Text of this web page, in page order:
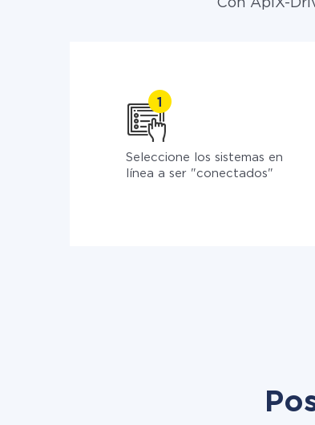
Con ApiX-
Seleccione los sistemas en
línea a ser "conectados"